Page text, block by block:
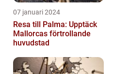
07 januari 2024
Resa till Palma: Upptäck
Mallorcas förtrollande
huvudstad